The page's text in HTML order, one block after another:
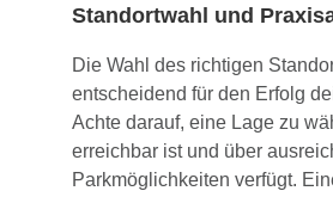
Standortwahl und
Die Wahl des richtigen
entscheidend für den Erfolg
Achte darauf, eine Lage zu
erreichbar ist und über
Parkmöglichkeiten verfügt.